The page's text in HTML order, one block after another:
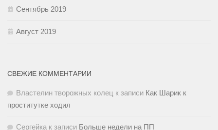
Сентябрь 2019
Август 2019
СВЕЖИЕ КОММЕНТАРИИ
Властелин творожных колец к записи Как Шарик к
проститутке ходил
Сергейка к записи Больше недели на ПП